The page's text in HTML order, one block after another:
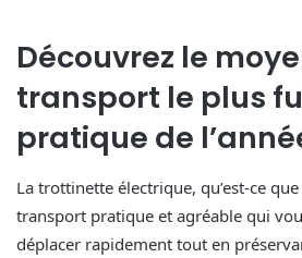
Découvrez le
transport le plus
pratique de
La trottinette électrique, qu’est-ce que
transport pratique et agréable qui
déplacer rapidement tout en